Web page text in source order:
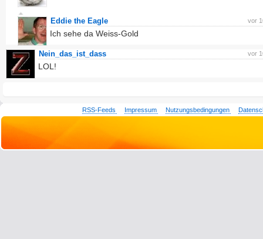
vor
Eddie the Eagle
Ich sehe da Weiss-Gold
vor
Nein_das_ist_dass
LOL!
RSS-Feeds Impressum Nutzungsbedingungen